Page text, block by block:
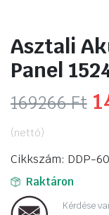
Asztali
Panel
169266Ft
(nettó)
Cikkszám: DDP-
Raktáron
Kérdése